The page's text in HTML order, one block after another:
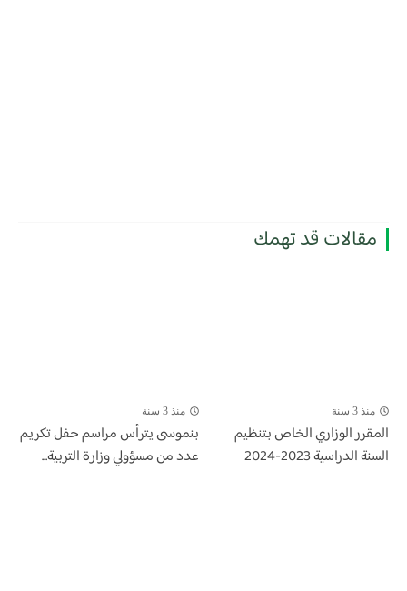
مقالات قد تهمك
منذ 3 سنة
المقرر الوزاري الخاص بتنظيم
السنة الدراسية 2023-2024
منذ 3 سنة
بنموسى يترأس مراسم حفل تكريم
عدد من مسؤولي وزارة التربية...